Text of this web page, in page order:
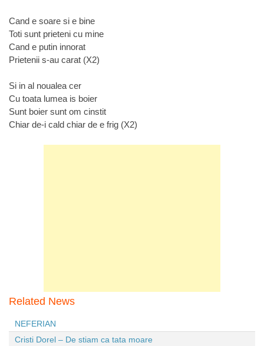
Cand e soare si e bine
Toti sunt prieteni cu mine
Cand e putin innorat
Prietenii s-au carat (X2)
Si in al noualea cer
Cu toata lumea is boier
Sunt boier sunt om cinstit
Chiar de-i cald chiar de e frig (X2)
Related News
NEFERIAN
Cristi Dorel – De stiam ca tata moare